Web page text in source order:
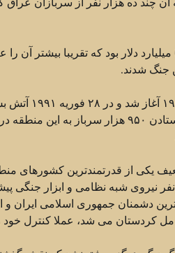
جنگ شدند.
این
کشور موفق شدند که با فرستادن
به خدمت و ۶۵۰ هزار نفر نیروی شبه
دشمنان جمهوری اسلامی ایران و
کردستان می شد، عملا کنترل